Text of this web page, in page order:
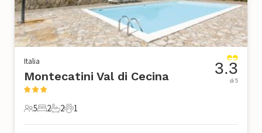
Italia
Montecatini Val di Cecina
5 Ospiti
5
2 Camere da letto
2
2 Bagni
2
1 Animale domestico
1
3.3
di 5